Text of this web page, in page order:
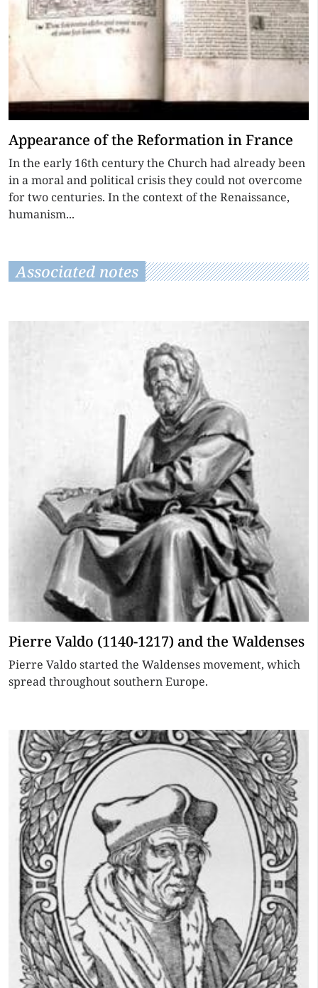
Appearance of the Reformation in France
In the early 16th century the Church had already been
in a moral and political crisis they could not overcome
for two centuries. In the context of the Renaissance,
humanism...
Associated notes
Pierre Valdo (1140-1217) and the Waldenses
Pierre Valdo started the Waldenses movement, which
spread throughout southern Europe.